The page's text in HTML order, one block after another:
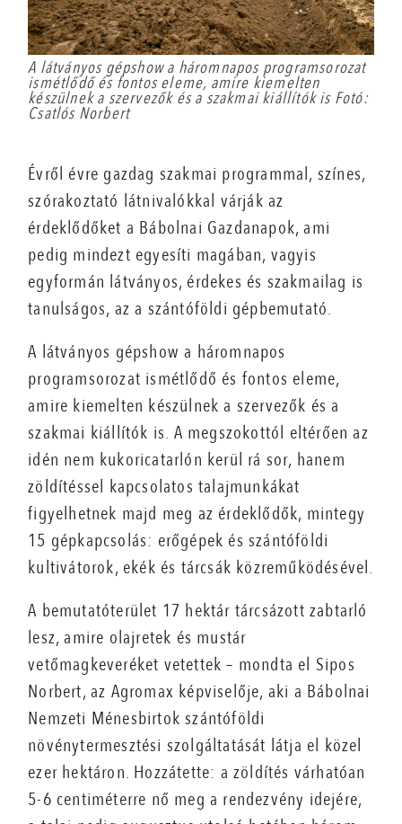
A látványos gépshow a háromnapos programsorozat
ismétlődő és fontos eleme, amire kiemelten
készülnek a szervezők és a szakmai kiállítók is Fotó:
Csatlós Norbert
Évről évre gazdag szakmai programmal, színes,
szórakoztató látnivalókkal várják az
érdeklődőket a Bábolnai Gazdanapok, ami
pedig mindezt egyesíti magában, vagyis
egyformán látványos, érdekes és szakmailag is
tanulságos, az a szántóföldi gépbemutató.
A látványos gépshow a háromnapos
programsorozat ismétlődő és fontos eleme,
amire kiemelten készülnek a szervezők és a
szakmai kiállítók is. A megszokottól eltérően az
idén nem kukoricatarlón kerül rá sor, hanem
zöldítéssel kapcsolatos talajmunkákat
figyelhetnek majd meg az érdeklődők, mintegy
15 gépkapcsolás: erőgépek és szántóföldi
kultivátorok, ekék és tárcsák közreműködésével.
A bemutatóterület 17 hektár tárcsázott zabtarló
lesz, amire olajretek és mustár
vetőmagkeveréket vetettek – mondta el Sipos
Norbert, az Agromax képviselője, aki a Bábolnai
Nemzeti Ménesbirtok szántóföldi
növénytermesztési szolgáltatását látja el közel
ezer hektáron. Hozzátette: a zöldítés várhatóan
5-6 centiméterre nő meg a rendezvény idejére,